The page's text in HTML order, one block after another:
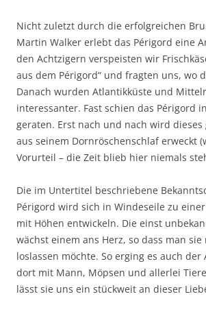
Nicht zuletzt durch die erfolgreichen
Martin Walker erlebt das Périgord eine
den Achtzigern verspeisten wir
aus dem Périgord“ und fragten uns, wo
Danach wurden Atlantikküste und
interessanter. Fast schien das Périgord
geraten. Erst nach und nach wird dieses
aus seinem Dornröschenschlaf erweckt
Vorurteil – die Zeit blieb hier niemals
Die im Untertitel beschriebene
Périgord wird sich in Windeseile zu
mit Höhen entwickeln. Die einst
wächst einem ans Herz, so dass man
loslassen möchte. So erging es auch
dort mit Mann, Möpsen und allerlei
lässt sie uns ein stückweit an dieser